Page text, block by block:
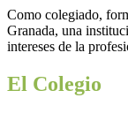
Como colegiado,
Granada, una
intereses de la
El Colegio